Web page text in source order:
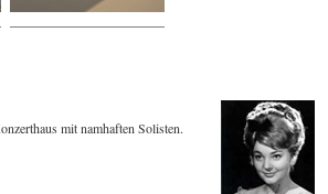
mit namhaften Solisten.